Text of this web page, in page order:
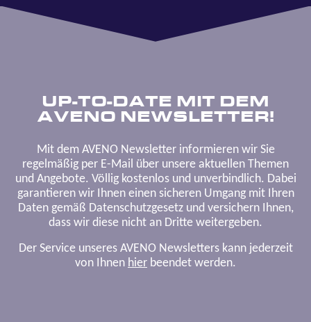
UP-TO-DATE MIT DEM
AVENO NEWSLETTER!
Mit dem AVENO Newsletter informieren wir Sie
regelmäßig per E-Mail über unsere aktuellen Themen
und Angebote. Völlig kostenlos und unverbindlich. Dabei
garantieren wir Ihnen einen sicheren Umgang mit Ihren
Daten gemäß Datenschutzgesetz und versichern Ihnen,
dass wir diese nicht an Dritte weitergeben.
Der Service unseres AVENO Newsletters kann jederzeit
von Ihnen hier beendet werden.